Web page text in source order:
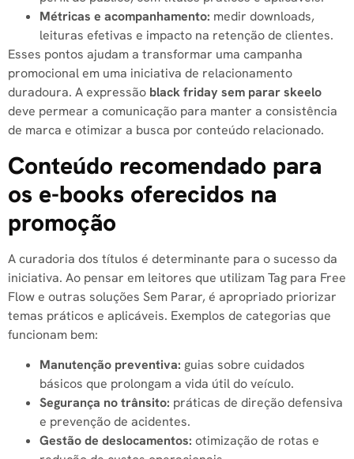
Métricas e acompanhamento: medir downloads,
leituras efetivas e impacto na retenção de clientes.
Esses pontos ajudam a transformar uma campanha
promocional em uma iniciativa de relacionamento
duradoura. A expressão black friday sem parar skeelo
deve permear a comunicação para manter a consistência
de marca e otimizar a busca por conteúdo relacionado.
Conteúdo recomendado para
os e-books oferecidos na
promoção
A curadoria dos títulos é determinante para o sucesso da
iniciativa. Ao pensar em leitores que utilizam Tag para Free
Flow e outras soluções Sem Parar, é apropriado priorizar
temas práticos e aplicáveis. Exemplos de categorias que
funcionam bem:
Manutenção preventiva: guias sobre cuidados
básicos que prolongam a vida útil do veículo.
Segurança no trânsito: práticas de direção defensiva
e prevenção de acidentes.
Gestão de deslocamentos: otimização de rotas e